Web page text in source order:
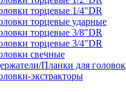
торцевые 1/4"DR
торцевые ударные
торцевые 3/8"DR
торцевые 3/4"DR
свечные
Планки для головок
экстракторы